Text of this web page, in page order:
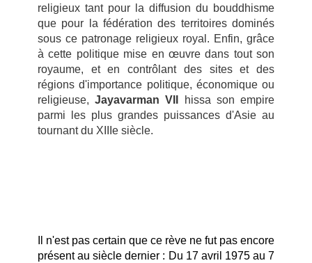
religieux tant pour la diffusion du bouddhisme
que pour la fédération des territoires dominés
sous ce patronage religieux royal. Enfin, grâce
à cette politique mise en œuvre dans tout son
royaume, et en contrôlant des sites et des
régions d'importance politique, économique ou
religieuse,Jayavarman VII
hissa son empire
parmi les plus grandes puissances d'Asie au
tournant du XIIIe siècle.
l n'est pas certain que ce rève ne fut pas encore
présent au siècle dernier : Du 17 avril 1975 au 7